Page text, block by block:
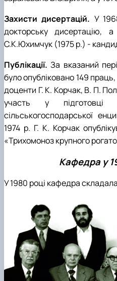
Захисти дисертацій. У
докторську
С.К.Юхимчук (1975 р.) -
Публікації. За вказаний
було опубліковано 149
доценти Г. К. Корчак, В. П.
участь у підготовці
сільськогосподарської
1974 р. Г. К. Корчак
«Трихомоноз крупного
Кафедра у
У 1980 році кафедра